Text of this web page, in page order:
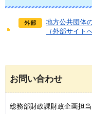
地方公共団体
（外部サイト
お問い合わせ
総務部財政課財政企画担当